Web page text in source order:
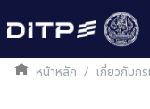
หน้าหลัก / เกี่ยวกับก